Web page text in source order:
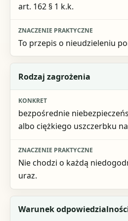
art. 162 § 1 k.k.
To przepis o nieudzieleniu
Rodzaj zagrożenia
bezpośrednie
albo ciężkiego uszczerbku
Nie chodzi o każdą
uraz.
Warunek